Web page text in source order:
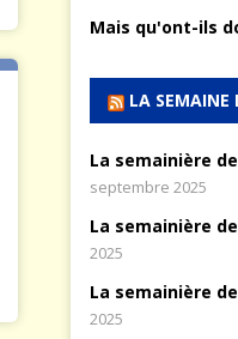
Mais qu'ont-ils
LA SEMAINE
La semainière
septembre 2025
La semainière
2025
La semainière
2025